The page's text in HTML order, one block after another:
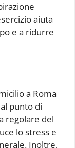
aiuta
e a ridurre
a Roma
punto di
regolare del
lo stress e
Inoltre,